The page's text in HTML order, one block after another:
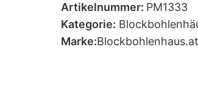
Artikelnummer: PM1333
Kategorie:
Marke:Blockbohlenhaus.at